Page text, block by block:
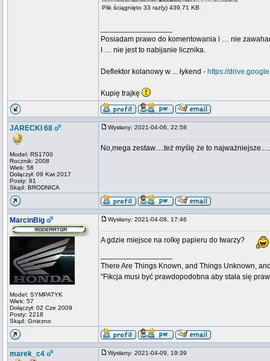
Plik ściągnięto 33 raz(y) 439.71 KB
Posiadam prawo do komentowania i … nie
I … nie jest to nabijanie licznika.
Deflektor kolanowy w ... łykend - https://
Kupię trajkę
JARECKI 68
Model: RS1700
Rocznik: 2008
Wiek: 58
Dołączył: 09 Kwi 2017
Posty: 81
Skąd: BRODNICA
Wysłany: 2021-04-06, 22:58
No,mega zestaw.....też myślę że to najważniejsze.....
MarcinBig
Model: SYMPATYK
Wiek: 57
Dołączył: 02 Cze 2009
Posty: 2218
Skąd: Gniezno
Wysłany: 2021-04-08, 17:46
A gdzie miejsce na rolkę papieru do twarzy?
There Are Things Known, and Things Unknown,
"Fikcja musi być prawdopodobna aby stała się
marek_c4 Wysłany: 2021-04-09, 19:39